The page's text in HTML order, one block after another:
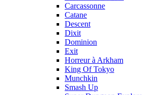
Carcassonne
Catane
Descent
Dixit
Dominion
Exit
Horreur à Arkham
King Of Tokyo
Munchkin
Smash Up